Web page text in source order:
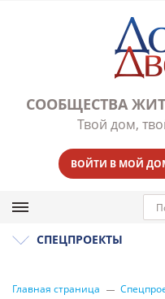
СООБЩЕСТВА
Твой дом,
ВОЙТИ В МОЙ
СПЕЦПРОЕКТЫ
Главная страница